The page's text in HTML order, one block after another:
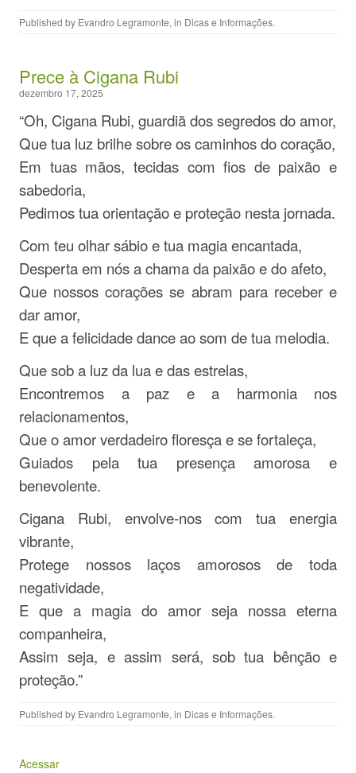
Published by Evandro Legramonte, in Dicas e Informações.
Prece à Cigana Rubi
dezembro 17, 2025
“Oh, Cigana Rubi, guardiã dos segredos do amor,
Que tua luz brilhe sobre os caminhos do coração,
Em tuas mãos, tecidas com fios de paixão e
sabedoria,
Pedimos tua orientação e proteção nesta jornada.
Com teu olhar sábio e tua magia encantada,
Desperta em nós a chama da paixão e do afeto,
Que nossos corações se abram para receber e
dar amor,
E que a felicidade dance ao som de tua melodia.
Que sob a luz da lua e das estrelas,
Encontremos a paz e a harmonia nos
relacionamentos,
Que o amor verdadeiro floresça e se fortaleça,
Guiados pela tua presença amorosa e
benevolente.
Cigana Rubi, envolve-nos com tua energia
vibrante,
Protege nossos laços amorosos de toda
negatividade,
E que a magia do amor seja nossa eterna
companheira,
Assim seja, e assim será, sob tua bênção e
proteção.”
Published by Evandro Legramonte, in Dicas e Informações.
Acessar